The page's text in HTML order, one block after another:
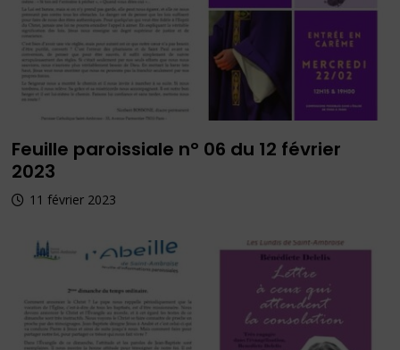
Feuille paroissiale n° 06 du 12 février
2023
11 février 2023